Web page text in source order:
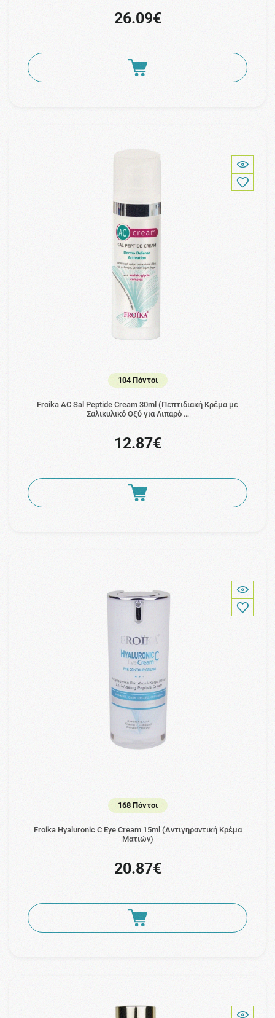
26.09€
104 Πόντοι
Froika AC Sal Peptide Cream 30ml (Πεπτιδιακή Κρέμα με
Σαλικυλικό Οξύ για Λιπαρό …
12.87€
168 Πόντοι
Froika Hyaluronic C Eye Cream 15ml (Αντιγηραντική Κρέμα
Ματιών)
20.87€